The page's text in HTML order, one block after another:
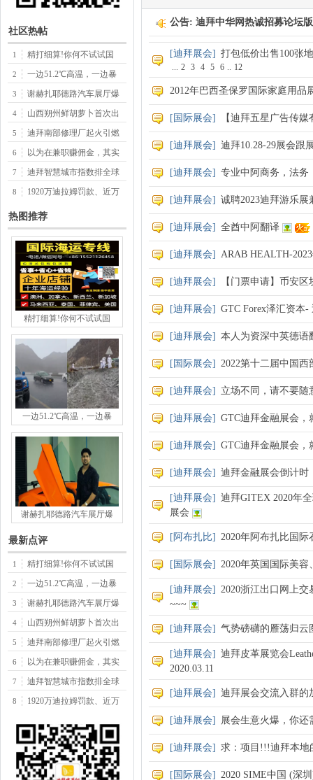
传
公告: 迪拜中华网热诚招募论坛
[迪拜展会] 打包低价出售100张
... 2 3 4 5 6 .. 12
2012年巴西圣保罗国际家庭用品
[ 国际展会] 【迪拜五星广告传
[迪拜展会] 迪拜10.28-29展会跟
[迪拜展会] 专业中阿商务，法务
[迪拜展会] 诚聘2023迪拜游乐展
[迪拜展会] 全酋中阿翻译
[迪拜展会] ARAB HEALTH-
[迪拜展会] 【门票申请】币安区
[迪拜展会] GTC Forex泽汇资本
[迪拜展会] 本人为资深中英德语
[ 国际展会] 2022第十二届中国
[迪拜展会] 立场不同，请不要随
[迪拜展会] GTC迪拜金融展会，
[迪拜展会] GTC迪拜金融展会，
[迪拜展会] 迪拜金融展会倒计时
[迪拜展会] 迪拜GITEX 2020年
展会
[ 阿布扎比] 2020年阿布扎比国际
[ 国际展会] 2020年英国国际美容
[迪拜展会] 2020浙江出口网上
~~~
[迪拜展会] 气势磅礴的雁荡归云
[迪拜展会] 迪拜皮革展览会
2020.03.11
[迪拜展会] 迪拜展会交流入群的
[迪拜展会] 展会生意火爆，你还
[迪拜展会] 求：项目!!!迪拜本地
[ 国际展会] 2020 SIME中国 (深
社区热帖
1 精打细算!你何不试试国
2 一边51.2℃高温，一边暴
3 谢赫扎耶德路汽车展厅爆
4 山西朔州鲜胡萝卜首次出
5 迪拜南部修理厂起火引燃
6 以为在兼职赚佣金，其实
7 迪拜智慧城市指数排全球
8 1920万迪拉姆罚款、近万
热图推荐
精打细算!你何不试试国
一边51.2℃高温，一边暴
谢赫扎耶德路汽车展厅爆
最新点评
1 精打细算!你何不试试国
2 一边51.2℃高温，一边暴
3 谢赫扎耶德路汽车展厅爆
4 山西朔州鲜胡萝卜首次出
5 迪拜南部修理厂起火引燃
6 以为在兼职赚佣金，其实
7 迪拜智慧城市指数排全球
8 1920万迪拉姆罚款、近万